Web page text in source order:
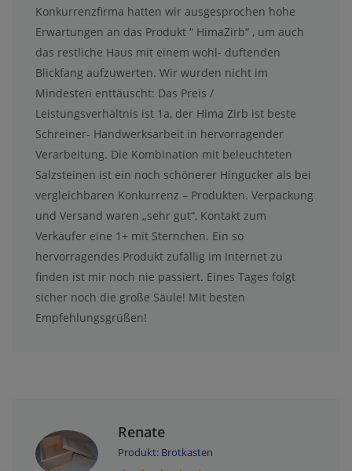
Konkurrenzfirma hatten wir ausgesprochen hohe
Erwartungen an das Produkt “ HimaZirb“ , um auch
das restliche Haus mit einem wohl- duftenden
Blickfang aufzuwerten. Wir wurden nicht im
Mindesten enttäuscht: Das Preis /
Leistungsverhältnis ist 1a, der Hima Zirb ist beste
Schreiner- Handwerksarbeit in hervorragender
Verarbeitung. Die Kombination mit beleuchteten
Salzsteinen ist ein noch schönerer Hingucker als bei
vergleichbaren Konkurrenz – Produkten. Verpackung
und Versand waren „sehr gut“, Kontakt zum
Verkäufer eine 1+ mit Sternchen. Ein so
hervorragendes Produkt zufällig im Internet zu
finden ist mir noch nie passiert. Eines Tages folgt
sicher noch die große Säule! Mit besten
Empfehlungsgrüßen!
Renate
Produkt: Brotkasten